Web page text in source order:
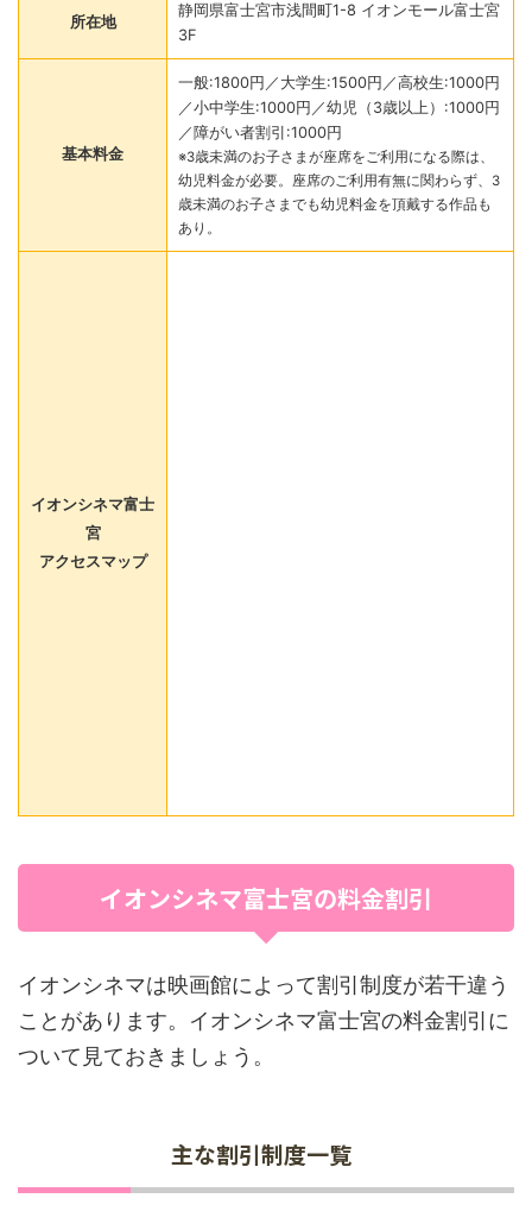
所在地
静岡県富士宮市浅間町1-8 イオンモール富士宮
3F
基本料金
一般:1800円／大学生:1500円／高校生:1000円
／小中学生:1000円／幼児（3歳以上）:1000円
／障がい者割引:1000円
※3歳未満のお子さまが座席をご利用になる際は、
幼児料金が必要。座席のご利用有無に関わらず、3
歳未満のお子さまでも幼児料金を頂戴する作品も
あり。
イオンシネマ富士
宮
アクセスマップ
イオンシネマ富士宮の料金割引
イオンシネマは映画館によって割引制度が若干違う
ことがあります。イオンシネマ富士宮の料金割引に
ついて見ておきましょう。
主な割引制度一覧